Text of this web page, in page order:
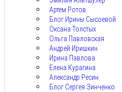
Артем Ротов
Блог Ирины Сысоевой
Оксана Толстых
Ольга Павловская
Андрей Иришкин
Ирина Павлова
Елена Курагина
Александр Ресин
Блог Сергея Зинченко